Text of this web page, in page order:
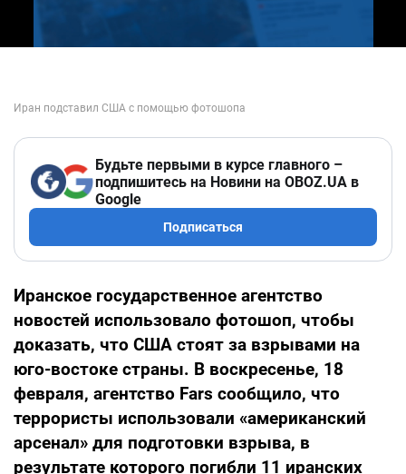
Будьте первыми в курсе главного –
подпишитесь на Новини на OBOZ.UA в
Google
Подписаться
Иранское государственное агентство
новостей использовало фотошоп, чтобы
доказать, что США стоят за взрывами на
юго-востоке страны. В воскресенье, 18
февраля, агентство Fars сообщило, что
террористы использовали «американский
арсенал» для подготовки взрыва, в
результате которого погибли 11 иранских